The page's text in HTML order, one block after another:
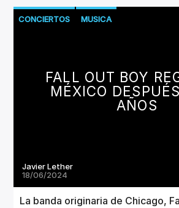
CONCIERTOS MUSICA
FALL OUT BOY
MÉXICO
AÑOS
Javier Lether
18/06/2024
La banda originaria de Chicago,